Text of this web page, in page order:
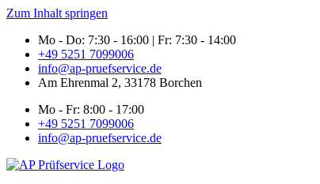
Zum Inhalt springen
Mo - Do: 7:30 - 16:00 | Fr: 7:30 - 14:00
+49 5251 7099006
info@ap-pruefservice.de
Am Ehrenmal 2, 33178 Borchen
Mo - Fr: 8:00 - 17:00
+49 5251 7099006
info@ap-pruefservice.de